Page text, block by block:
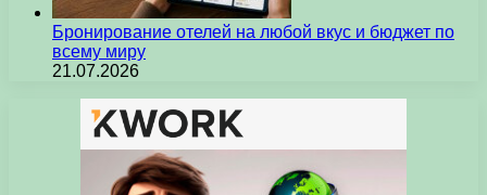
Бронирование отелей на любой вкус и бюджет по
всему миру
21.07.2026